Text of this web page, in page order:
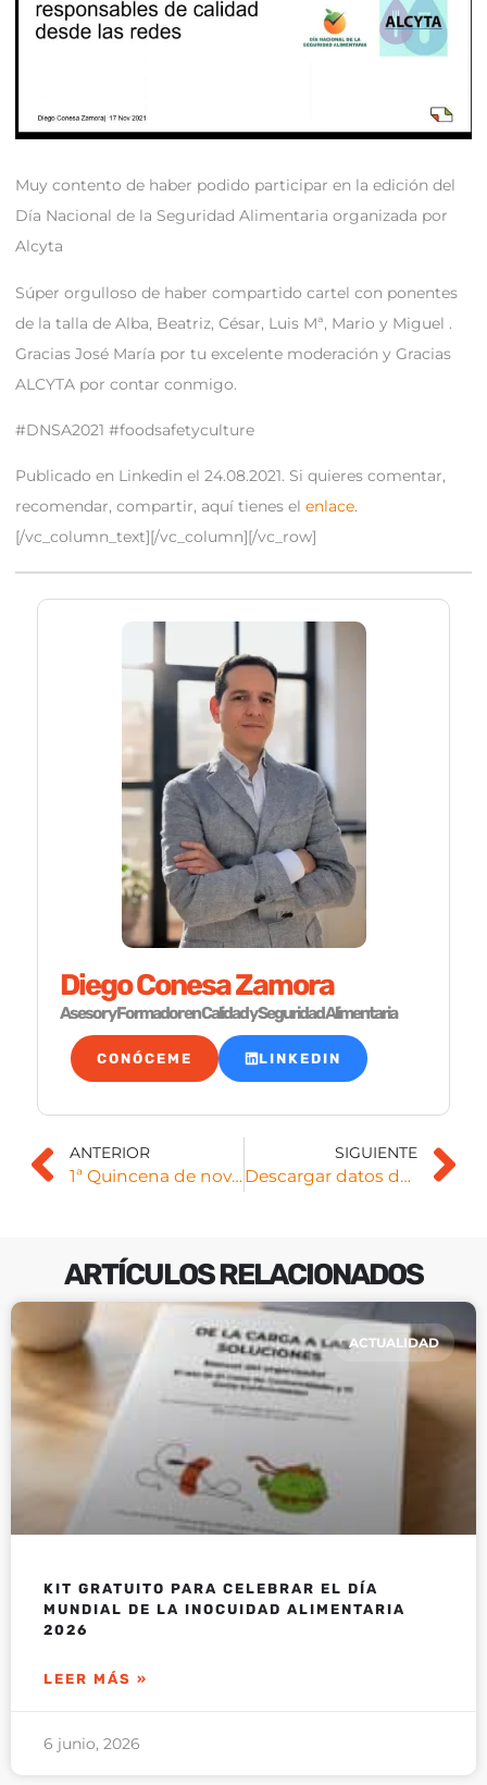
Muy contento de haber podido participar en la edición del
Día Nacional de la Seguridad Alimentaria organizada por
Alcyta
Súper orgulloso de haber compartido cartel con ponentes
de la talla de Alba, Beatriz, César, Luis Mª, Mario y Miguel .
Gracias José María por tu excelente moderación y Gracias
ALCYTA por contar conmigo.
#DNSA2021 #foodsafetyculture
Publicado en Linkedin el 24.08.2021. Si quieres comentar,
recomendar, compartir, aquí tienes el enlace.
[/vc_column_text][/vc_column][/vc_row]
Diego Conesa Zamora
Asesor y Formador en Calidad y Seguridad Alimentaria
CONÓCEME LINKEDIN
ANTERIOR
1ª Quincena de noviembre
SIGUIENTE
Descargar datos de RASFF
ARTÍCULOS RELACIONADOS
ACTUALIDAD
KIT GRATUITO PARA CELEBRAR EL DÍA
MUNDIAL DE LA INOCUIDAD ALIMENTARIA
2026
LEER MÁS »
6 junio, 2026